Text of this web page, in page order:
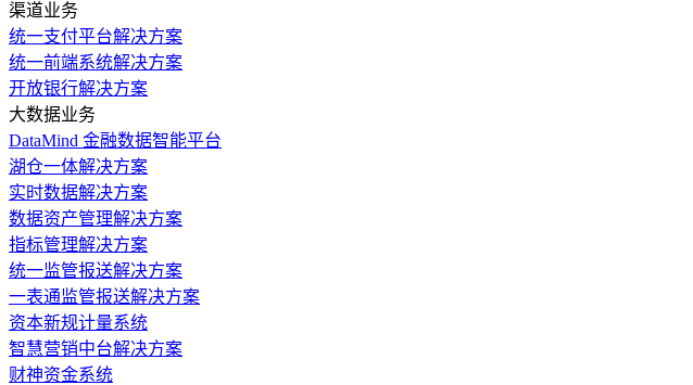
渠道业务
统一支付平台解决方案
统一前端系统解决方案
开放银行解决方案
大数据业务
DataMind 金融数据智能平台
湖仓一体解决方案
实时数据解决方案
数据资产管理解决方案
指标管理解决方案
统一监管报送解决方案
一表通监管报送解决方案
资本新规计量系统
智慧营销中台解决方案
财神资金系统